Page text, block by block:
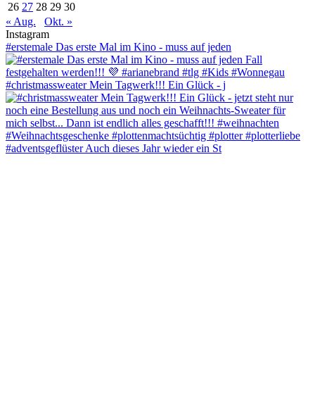
26 27 28 29 30
« Aug.
Okt. »
Instagram
#erstemale Das erste Mal im Kino - muss auf jeden
#christmassweater Mein Tagwerk!!! Ein Glück - j
#adventsgeflüster Auch dieses Jahr wieder ein St